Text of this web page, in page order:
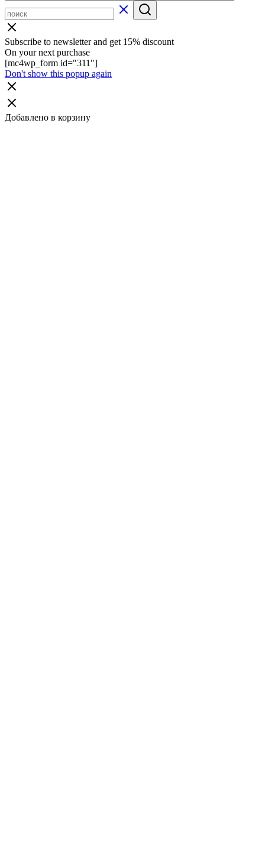
Subscribe to newsletter and get 15% discount
On your next purchase
[mc4wp_form id="311"]
Don't show this popup again
Добавлено в корзину